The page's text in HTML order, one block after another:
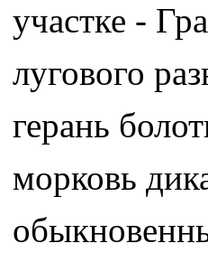
участке -
лугового
герань
морковь